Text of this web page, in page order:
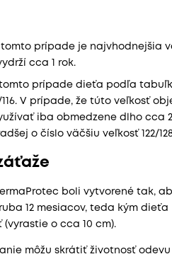
tomto prípade je najvhodnejšia
cca 1 rok.
tomto prípade dieťa podľa
V prípade, že túto veľkosť
iba obmedzene dlho cca 2
o číslo väčšiu veľkosť 122/
boli vytvorené tak,
12 mesiacov, teda kým dieťa
o cca 10 cm).
môžu skrátiť životnosť odevu